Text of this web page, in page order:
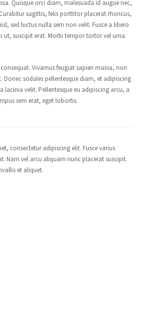
Quisque orci diam, malesuada id augue nec,
sagittis, felis porttitor placerat rhoncus,
sed luctus nulla sem non velit. Fusce a libero
ut, suscipit erat. Morbi tempor tortor vel urna
Vivamus feugiat sapien massa, non
Donec sodales pellentesque diam, et adipiscing
lacinia velit. Pellentesque eu adipiscing arcu, a
sem erat, eget lobortis.
consectetur adipiscing elit. Fusce varius
Nam vel arcu aliquam nunc placerat suscipit.
et aliquet.